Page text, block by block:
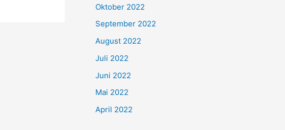
Oktober 2022
September 2022
August 2022
Juli 2022
Juni 2022
Mai 2022
April 2022